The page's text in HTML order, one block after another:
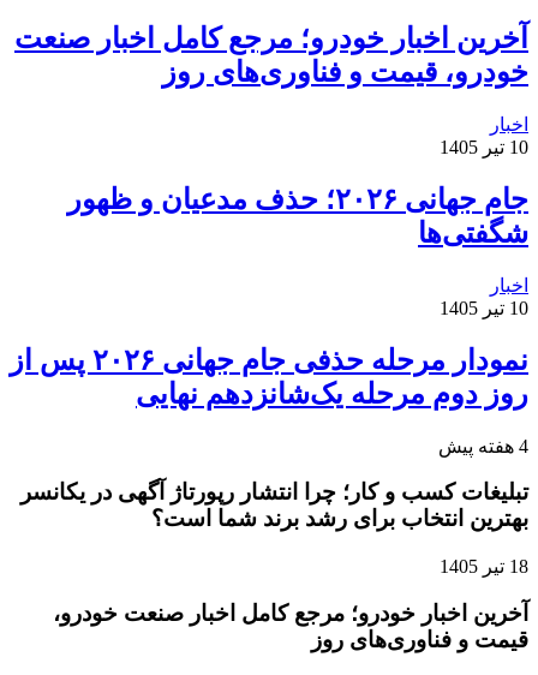
آخرین اخبار خودرو؛ مرجع کامل اخبار صنعت
خودرو، قیمت و فناوری‌های روز
اخبار
10 تیر 1405
جام جهانی ۲۰۲۶؛ حذف مدعیان و ظهور
شگفتی‌ها
اخبار
10 تیر 1405
نمودار مرحله حذفی جام جهانی ۲۰۲۶ پس از
روز دوم مرحله یک‌شانزدهم نهایی
4 هفته پیش
تبلیغات کسب و کار؛ چرا انتشار رپورتاژ آگهی در یکانسر
بهترین انتخاب برای رشد برند شما است؟
18 تیر 1405
آخرین اخبار خودرو؛ مرجع کامل اخبار صنعت خودرو،
قیمت و فناوری‌های روز